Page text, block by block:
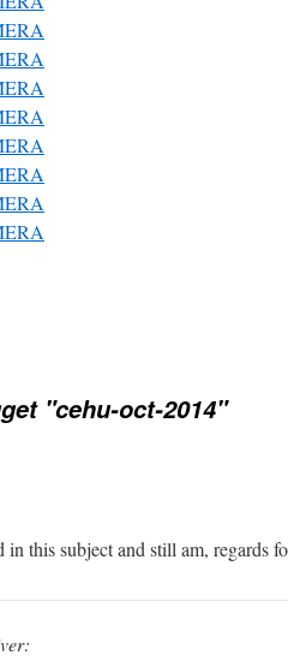
"cehu-oct-2014"
in this subject and still am, regards